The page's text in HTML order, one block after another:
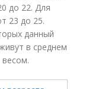
до 22. Для
23 до 25.
данный
в среднем